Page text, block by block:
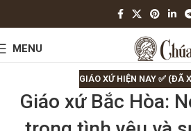
MENU
GIÁO XỨ HIỆN NAY ✅ (ĐÃ
Giáo xứ Bắc Hòa: